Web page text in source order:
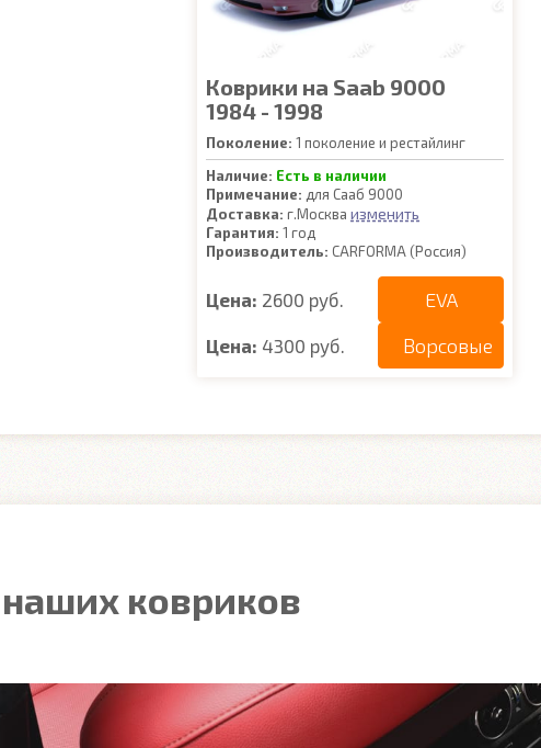
Коврики на Saab 9000
1984 - 1998
Поколение: 1 поколение и рестайлинг
Наличие: Есть в наличии
Примечание: для Сааб 9000
Доставка: г.Москва изменить
Гарантия: 1 год
Производитель: CARFORMA (Россия)
Цена: 2600 руб. EVA
Цена: 4300 руб. Ворсовые
ковриков